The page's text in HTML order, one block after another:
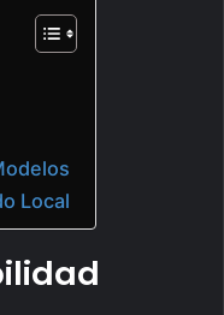
Local